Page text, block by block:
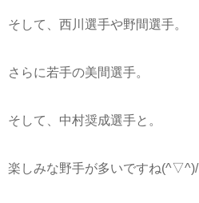
そして、西川選手や野間選手。
さらに若手の美間選手。
そして、中村奨成選手と。
楽しみな野手が多いですね(^▽^)/